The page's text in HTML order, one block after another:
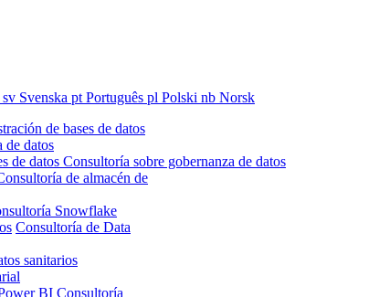
sv Svenska pt Português pl Polski nb Norsk
de bases de datos
de datos
de datos Consultoría sobre gobernanza de datos
de almacén de
Snowflake
Consultoría de Data
sanitarios
BI Consultoría